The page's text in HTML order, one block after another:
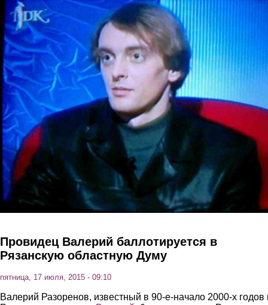
Перейти к основному содержанию
Провидец Валерий баллотируется в
Рязанскую областную Думу
пятница, 17 июля, 2015 - 09:10
Валерий Разоренов, известный в 90-е-начало 2000-х годов